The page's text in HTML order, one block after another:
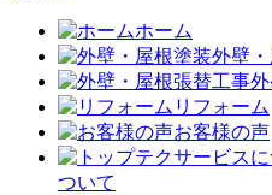
ホーム
外壁
リフォーム
お客様の声
ついて